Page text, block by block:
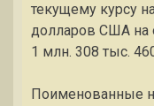
текущему курсу
долларов США на
1 млн. 308 тыс.
Поименованные